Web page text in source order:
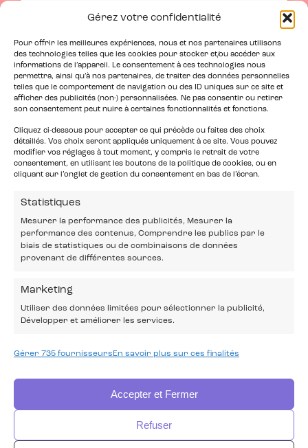
Gérez votre confidentialité
Pour offrir les meilleures expériences, nous et nos partenaires utilisons
des technologies telles que les cookies pour stocker et/ou accéder aux
informations de l’appareil. Le consentement à ces technologies nous
permettra, ainsi qu’à nos partenaires, de traiter des données personnelles
telles que le comportement de navigation ou des ID uniques sur ce site et
afficher des publicités (non-) personnalisées. Ne pas consentir ou retirer
son consentement peut nuire à certaines fonctionnalités et fonctions.
Cliquez ci-dessous pour accepter ce qui précède ou faites des choix
détaillés. Vos choix seront appliqués uniquement à ce site. Vous pouvez
modifier vos réglages à tout moment, y compris le retrait de votre
consentement, en utilisant les boutons de la politique de cookies, ou en
cliquant sur l’onglet de gestion du consentement en bas de l’écran.
Statistiques
Mesurer la performance des publicités, Mesurer la
performance des contenus, Comprendre les publics par le
biais de statistiques ou de combinaisons de données
provenant de différentes sources.
Marketing
Utiliser des données limitées pour sélectionner la publicité,
Développer et améliorer les services.
Gérer 735 fournisseurs En savoir plus sur ces finalités
Accepter et Fermer
Refuser
PRO-MÉDIA
COMITÉ SOCIAL ET ÉCONOMIQUE